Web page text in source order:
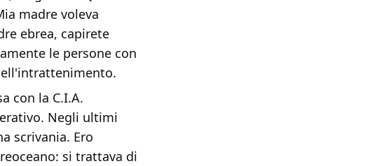
madre voleva
ebrea, capirete
le persone con
con la C.I.A.
Negli ultimi
scrivania. Ero
si trattava di